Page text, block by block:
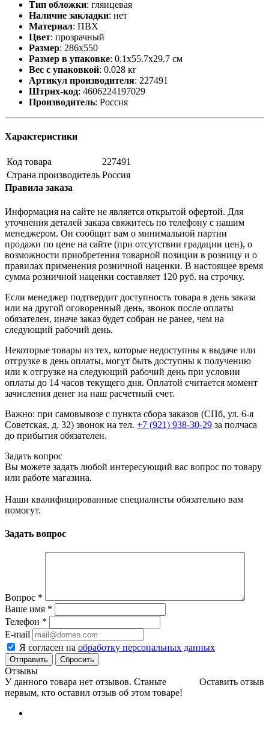
Тип обложки: глянцевая
Наличие закладки: нет
Материал: ПВХ
Цвет: прозрачный
Размер: 286х550
Размер в упаковке: 0.1x55.7x29.7 см
Вес с упаковкой: 0.028 кг
Артикул производителя: 227491
Штрих-код: 4606224197029
Производитель: Россия
Характеристики
Код товара
227491
Страна производитель Россия
Правила заказа
Информация на сайте не является открытой офертой. Для
уточнения деталей заказа свяжитесь по телефону с нашим
менеджером. Он сообщит вам о минимальной партии
продажи по цене на сайте (при отсутствии градации цен), о
возможности приобретения товарной позиции в розницу и о
правилах применения розничной наценки. В настоящее время
сумма розничной наценки составляет 120 руб. на строчку.
Если менеджер подтвердит доступность товара в день заказа
или на другой оговоренный день, звонок после оплаты
обязателен, иначе заказ будет собран не ранее, чем на
следующий рабочий день.
Некоторые товары из тех, которые недоступны к выдаче или
отгрузке в день оплаты, могут быть доступны к получению
или к отгрузке на следующий рабочий день при условии
оплаты до 14 часов текущего дня. Оплатой считается момент
зачисления денег на наш расчетный счет.
Важно: при самовывозе с пункта сборa заказов (СПб, ул. 6-я
Советская, д. 32) звонок на тел. +7 (921) 938-30-29 за полчаса
до прибытия обязателен.
Задать вопрос
Вы можете задать любой интересующий вас вопрос по товару
или работе магазина.
Наши квалифицированные специалисты обязательно вам
помогут.
Задать вопрос
Вопрос *
Ваше имя *
Телефон *
E-mail
Я согласен на обработку персональных данных
Сбросить
Отзывы
Оставить отзыв
У данного товара нет отзывов. Станьте
первым, кто оставил отзыв об этом товаре!